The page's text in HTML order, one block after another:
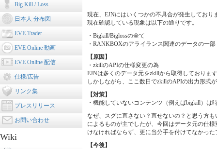
Big Kill / Loss
日本人 分布図
EVE Trader
EVE Online 動画
EVE Online 配信
仕様/広告
リンク集
プレスリリース
お問い合わせ
Wiki
現在、EJNにはいくつかの不具合が発生しており
現在確認している現象は以下の通りです。
・Bigkill/Biglossの全て
・RANKBOXのアライランス関連のデータの一部
【原因】
・zkillのAPIの仕様変更の為
EJNは多くのデータ元をzkillから取得しておりま
しかしながら、ここ数日でzkillのAPIの出力形式
【対策】
・機能していないコンテンツ（例えばbigkill）
なぜ、スグに直さない？直せないの？と思う方
によるものが主でしたが、今回はデータ元の仕
けなければならず、更に当分手を付けてなかっ
【今後】